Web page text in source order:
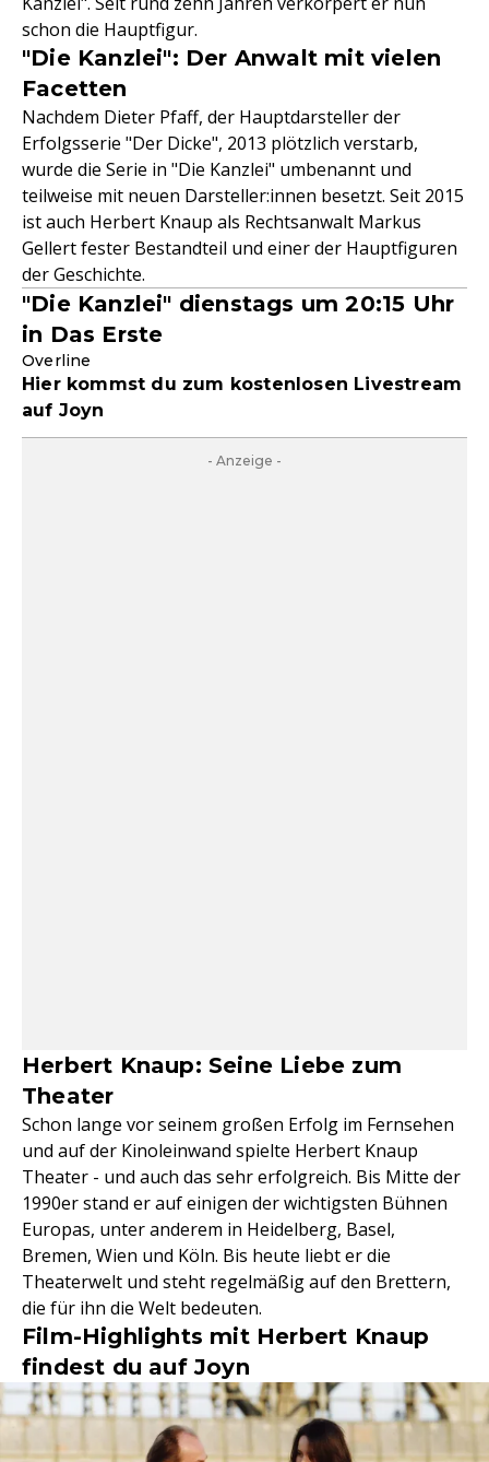
schon die Hauptfigur.
"Die Kanzlei": Der Anwalt mit vielen
Facetten
Nachdem Dieter Pfaff, der Hauptdarsteller der
Erfolgsserie "Der Dicke", 2013 plötzlich verstarb,
wurde die Serie in "Die Kanzlei" umbenannt und
teilweise mit neuen Darsteller:innen besetzt. Seit 2015
ist auch Herbert Knaup als Rechtsanwalt Markus
Gellert fester Bestandteil und einer der Hauptfiguren
der Geschichte.
"Die Kanzlei" dienstags um 20:15 Uhr
in Das Erste
Overline
Hier kommst du zum kostenlosen Livestream
auf Joyn
- Anzeige -
Herbert Knaup: Seine Liebe zum
Theater
Schon lange vor seinem großen Erfolg im Fernsehen
und auf der Kinoleinwand spielte Herbert Knaup
Theater - und auch das sehr erfolgreich. Bis Mitte der
1990er stand er auf einigen der wichtigsten Bühnen
Europas, unter anderem in Heidelberg, Basel,
Bremen, Wien und Köln. Bis heute liebt er die
Theaterwelt und steht regelmäßig auf den Brettern,
die für ihn die Welt bedeuten.
Film-Highlights mit Herbert Knaup
findest du auf Joyn